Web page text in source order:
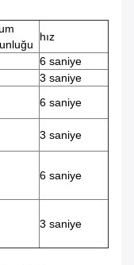
hız
6 saniye
3 saniye
6 saniye
3 saniye
6 saniye
3 saniye